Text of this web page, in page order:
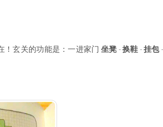
！玄关的功能是：一进家门 坐凳 -换鞋 -挂包